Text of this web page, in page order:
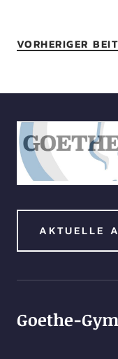
VORHERIGER
AKTUELLE
Goethe-